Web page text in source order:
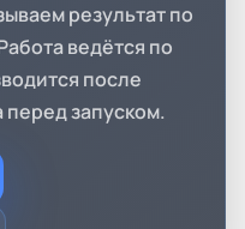
результат по
ведётся по
после
перед запуском.